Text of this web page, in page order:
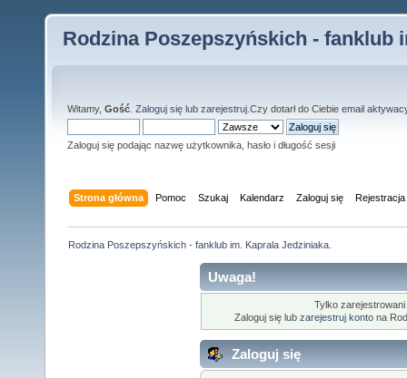
Rodzina Poszepszyńskich - fanklub
Witamy, Gość Zaloguj się lub zarejestruj .Czy dotarł do Ciebie email
Zaloguj się podając nazwę użytkownika, hasło i długość sesji
Strona główna Pomoc Szukaj Kalendarz Zaloguj się Rejestracja
Rodzina Poszepszyńskich - fanklub im. Kaprala Jedziniaka.
Uwaga!
Tylko
Zaloguj się lub zarejestruj konto na
Zaloguj się